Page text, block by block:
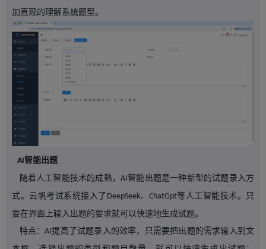
加直观的理解系统题型。
AI智能出题
随着人工智能技术的成熟，AI智能出题是一种新型的试题录入方
式。云帆考试系统接入了 DeepSeek、 ChatGpt等人工智能技术。只
要在界面上输入出题的要求就可以快速地生成试题。
特点：AI提高了试题录入的效率，只需要把出题的需求输入到文